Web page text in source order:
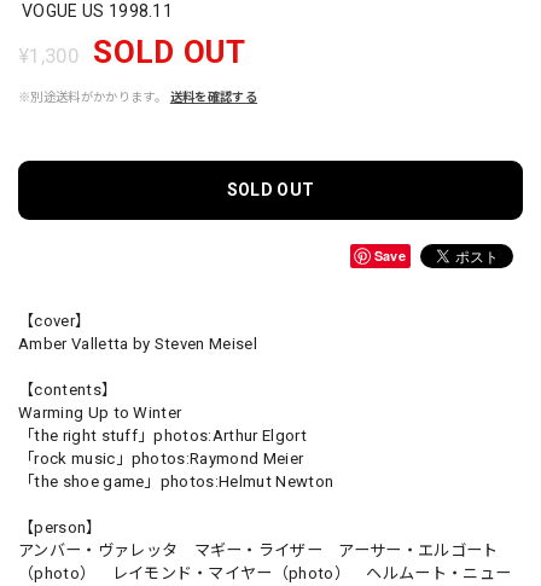
VOGUE US 1998.11
¥1,300 SOLD OUT
※別途送料がかかります。 送料を確認する
SOLD OUT
Save
【cover】
Amber Valletta by Steven Meisel
【contents】
Warming Up to Winter
「the right stuff」photos:Arthur Elgort
「rock music」photos:Raymond Meier
「the shoe game」photos:Helmut Newton
【person】
アンバー・ヴァレッタ マギー・ライザー アーサー・エルゴート
（photo） レイモンド・マイヤー（photo） ヘルムート・ニュー